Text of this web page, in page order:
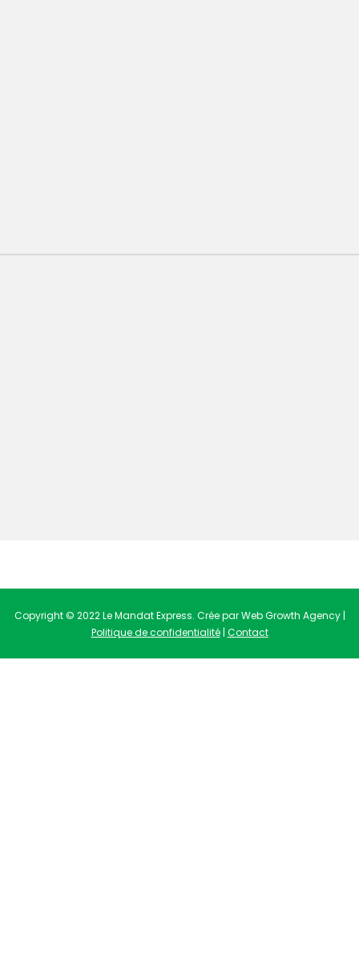
Copyright © 2022 Le Mandat Express. Crée par Web Growth Agency |
Politique de confidentialité| Contact